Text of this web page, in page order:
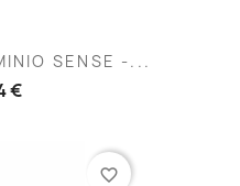
SENSE -...
€
favorite_border